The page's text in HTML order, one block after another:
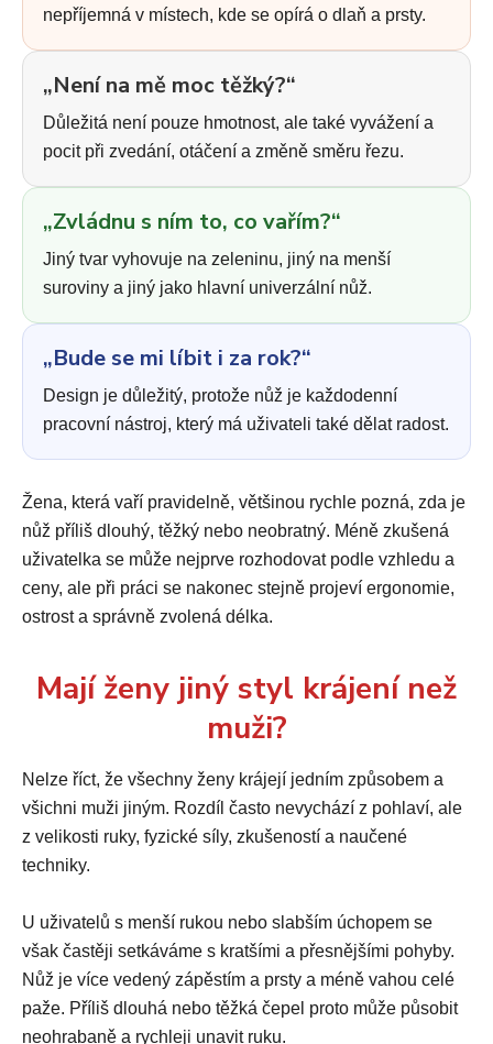
nepříjemná v místech, kde se opírá o dlaň a prsty.
„Není na mě moc těžký?“
Důležitá není pouze hmotnost, ale také vyvážení a
pocit při zvedání, otáčení a změně směru řezu.
„Zvládnu s ním to, co vařím?“
Jiný tvar vyhovuje na zeleninu, jiný na menší
suroviny a jiný jako hlavní univerzální nůž.
„Bude se mi líbit i za rok?“
Design je důležitý, protože nůž je každodenní
pracovní nástroj, který má uživateli také dělat radost.
Žena, která vaří pravidelně, většinou rychle pozná, zda je
nůž příliš dlouhý, těžký nebo neobratný. Méně zkušená
uživatelka se může nejprve rozhodovat podle vzhledu a
ceny, ale při práci se nakonec stejně projeví ergonomie,
ostrost a správně zvolená délka.
Mají ženy jiný styl krájení než
muži?
Nelze říct, že všechny ženy krájejí jedním způsobem a
všichni muži jiným. Rozdíl často nevychází z pohlaví, ale
z velikosti ruky, fyzické síly, zkušeností a naučené
techniky.
U uživatelů s menší rukou nebo slabším úchopem se
však častěji setkáváme s kratšími a přesnějšími pohyby.
Nůž je více vedený zápěstím a prsty a méně vahou celé
paže. Příliš dlouhá nebo těžká čepel proto může působit
neohrabaně a rychleji unavit ruku.